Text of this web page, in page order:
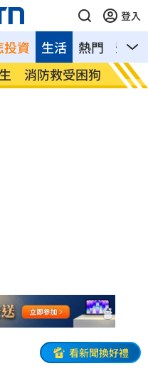
登入
投資 熱門 影音
生活
環「充電不
高雄
置
看新聞換好禮